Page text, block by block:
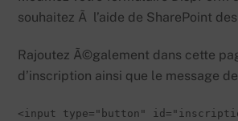
souhaitez Ã l’aide de SharePoint
Rajoutez Ã©galement dans cette
d’inscription ainsi que le message
<input type="button"